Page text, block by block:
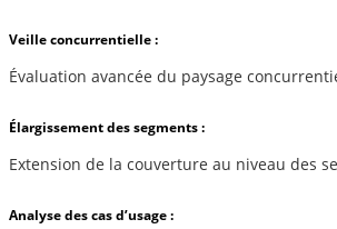
Veille concurrentielle :
Évaluation avancée du paysage
Élargissement des segments :
Extension de la couverture au niveau des
Analyse des cas d’usage :